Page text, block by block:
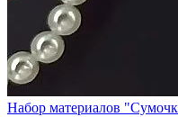
Набор материалов